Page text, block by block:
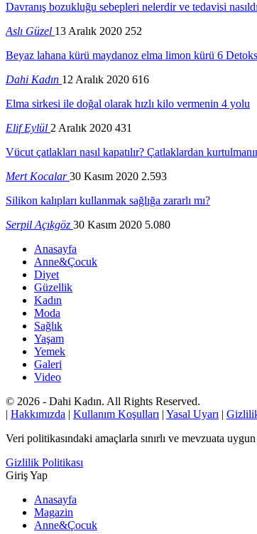
Davranış bozukluğu sebepleri nelerdir ve tedavisi
Aslı Güzel 13 Aralık 2020 252
Beyaz lahana kürü maydanoz elma limon kürü 6
Dahi Kadın 12 Aralık 2020 616
Elma sirkesi ile doğal olarak hızlı kilo vermenin 4 yolu
Elif Eylül 2 Aralık 2020 431
Vücut çatlakları nasıl kapatılır? Çatlaklardan
Mert Kocalar30 Kasım 2020 2.593
Silikon kalıpları kullanmak sağlığa zararlı mı?
Serpil Açıkgöz 30 Kasım 2020 5.080
Anasayfa
Anne&Çocuk
Diyet
Güzellik
Kadın
Moda
Sağlık
Yaşam
Yemek
Galeri
Video
© 2026 - Dahi Kadın. All Rights Reserved.
| Hakkımızda | Kullanım Koşulları | Yasal Uyarı |
Veri politikasındaki amaçlarla sınırlı ve mevzuata
Gizlilik Politikası
Giriş Yap
Anasayfa
Magazin
Anne&Çocuk